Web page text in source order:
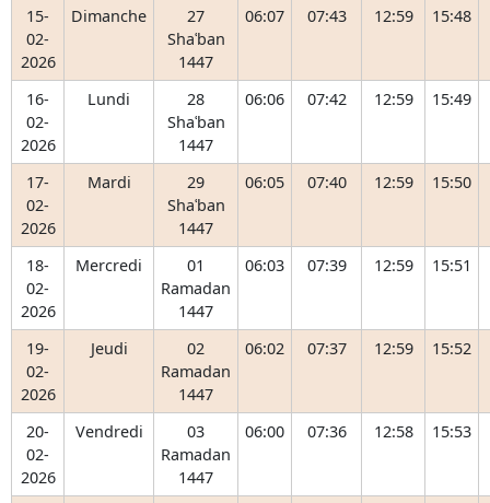
15-
02-
2026
Dimanche
27
Shaʿban
1447
06:07 07:43 12:59 15:48
16-
02-
2026
Lundi
28
Shaʿban
1447
06:06 07:42 12:59 15:49
17-
02-
2026
Mardi
29
Shaʿban
1447
06:05 07:40 12:59 15:50
18-
02-
2026
Mercredi
01
Ramadan
1447
06:03 07:39 12:59 15:51
19-
02-
2026
Jeudi
02
Ramadan
1447
06:02 07:37 12:59 15:52
20-
02-
2026
Vendredi
03
Ramadan
1447
06:00 07:36 12:58 15:53